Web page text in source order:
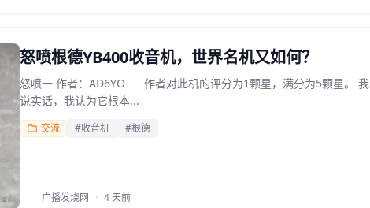
怒喷根德YB400收音机，世界名机又如何？
怒喷一 作者：AD6YO 作者对此机的评分为1颗星，满分为5颗星。 我
说实话，我认为它根本...
交流 #收音机 #根德
广播发烧网 · 4 天前